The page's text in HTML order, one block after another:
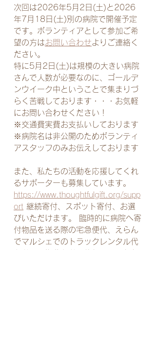
次回は2026年5月2日(土)と2026
年7月18日(土)別の病院で開催予定
です。ボランティアとして参加ご希
望の方はお問い合わせよりご連絡く
ださい。
特に5月2日(土)は規模の大きい病院
さんで人数が必要なのに、ゴールデ
ンウイーク中ということで集まりづ
らく苦戦しております・・・お気軽
にお問い合わせください！
※交通費実費お支払いしております
※病院名は非公開のためボランティ
アスタッフのみお伝えしております
また、私たちの活動を応援してくれ
るサポーターも募集しています。
https://www.thoughtfulgift.org/supp
ort 継続寄付、スポット寄付、お選
びいただけます。 臨時的に病院へ寄
付物品を送る際の宅急便代、えらん
でマルシェでのトラックレンタル代